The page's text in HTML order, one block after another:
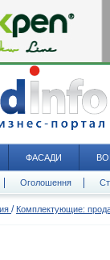
ФАСАДИ
Оголошення
/ Комплектующие: